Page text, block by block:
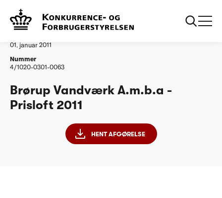
Vandtilsyn
01. januar 2011
Nummer
4/1020-0301-0063
Brørup Vandværk A.m.b.a -
Prisloft 2011
HENT AFGØRELSE